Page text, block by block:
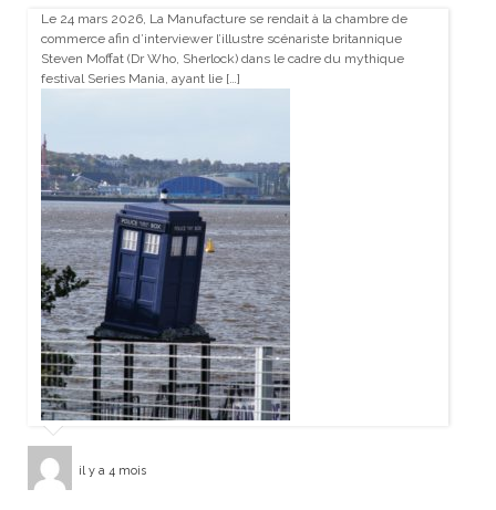
Le 24 mars 2026, La Manufacture se rendait à la chambre de
commerce afin d’interviewer l’illustre scénariste britannique
Steven Moffat (Dr Who, Sherlock) dans le cadre du mythique
festival Series Mania, ayant lie […]
il y a 4 mois